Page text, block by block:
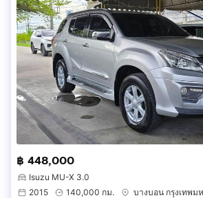
฿ 448,000
Isuzu MU-X 3.0
2015
140,000 กม.
บางบอน กรุงเทพม